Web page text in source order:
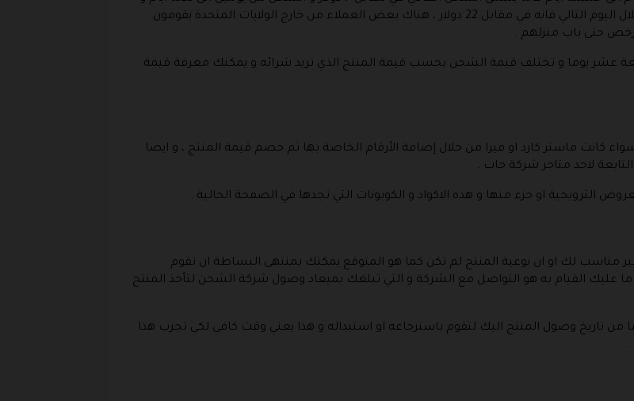
هو الشحن المعجل في مقابل 17 دولار ام الشحن السريع خلال اليوم التالي فانه في مقابل 22 دولار ، هناك بعض العملاء من خارج الولايات المتحدة يقومون
حتى باب منزلهم .
اربعة عشر يوما و تختلف قيمة الشحن بحسب قيمة المنتج الذي تريد شرائه و يمكنك معرفة قيمة
كانت ماستر كارد او فيزا من خلال إضافة الأرقام الخاصة بها ثم خصم قيمة المنتج ، و ايضا
التابعة لاحد متاجر شركة جاب .
الترويجية او جزء منها و هذه الاكواد و الكوبونات التي تجدها في الصفحة الحالية .
مناسب لك او ان نوعية المنتج لم تكن كما هو المتوقع يمكنك بمنتهى البساطة ان تقوم
ما عليك القيام به هو التواصل مع الشركة و التي تبلغك بميعاد وصول شركة الشحن لتأخذ المنتج
من تاريخ وصول المنتج اليك لتقوم باسترجاعه او استبداله و هذا يعني وقت كافي لكي تجرب هذا